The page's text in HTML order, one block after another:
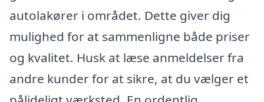
autolakører i området. Dette giver dig
mulighed for at sammenligne både priser
og kvalitet. Husk at læse anmeldelser fra
andre kunder for at sikre, at du vælger et